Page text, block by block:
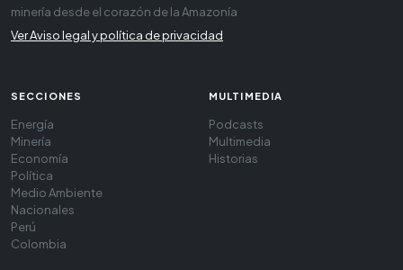
minería desde el corazón de la Amazonía
Ver Aviso legal y política de privacidad
SECCIONES
Energía
Minería
Economía
Política
Medio Ambiente
Nacionales
Perú
Colombia
MULTIMEDIA
Podcasts
Multimedia
Historias